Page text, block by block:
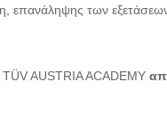
επανάληψης των
TÜV AUSTRIA ACADEMY